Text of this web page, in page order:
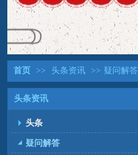
DIALOGUE
FAQ
BASE
首页 >> 头条资讯 >> 疑问解答
头条资讯
头条
疑问解答